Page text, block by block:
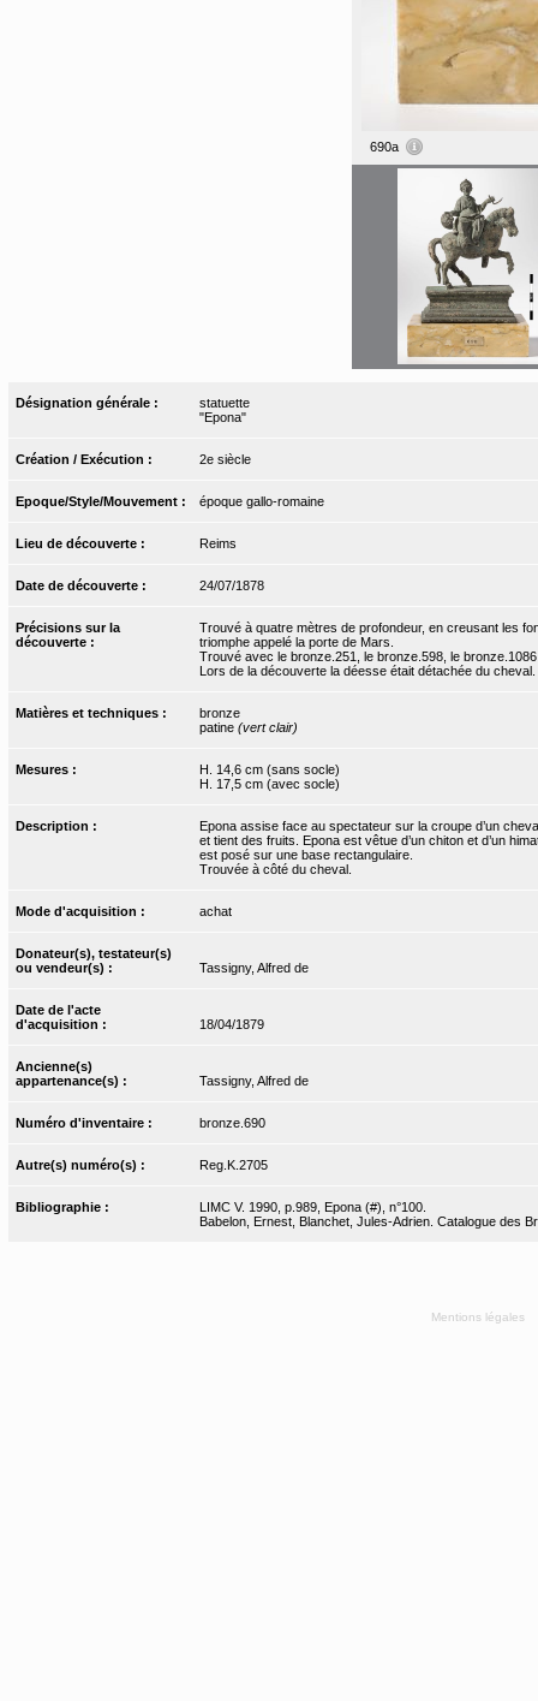
690a
Désignation générale :
statuette
"Epona"
Création / Exécution : 2e siècle
Epoque/Style/Mouvement : époque gallo-romaine
Lieu de découverte : Reims
Date de découverte : 24/07/1878
Précisions sur la
découverte :
Trouvé à quatre mètres de profondeur, en creusant les
triomphe appelé la porte de Mars.
Trouvé avec le bronze.251, le bronze.598, le
Lors de la découverte la déesse était détachée du cheval.
Matières et techniques :
bronze
patine (vert clair)
Mesures :
H. 14,6 cm (sans socle)
H. 17,5 cm (avec socle)
Description :
Epona assise face au spectateur sur la croupe d’un
et tient des fruits. Epona est vêtue d’un chiton et d’un
est posé sur une base rectangulaire.
Trouvée à côté du cheval.
Mode d'acquisition : achat
Donateur(s), testateur(s)
ou vendeur(s) :
Tassigny, Alfred de
Date de l'acte
d'acquisition :
18/04/1879
Ancienne(s)
appartenance(s) :
Tassigny, Alfred de
Numéro d'inventaire : bronze.690
Autre(s) numéro(s) : Reg.K.2705
Bibliographie :
LIMC V. 1990, p.989, Epona (#), n°100.
Babelon, Ernest, Blanchet, Jules-Adrien. Catalogue des
Mentions légales